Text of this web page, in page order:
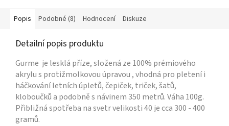
Popis Podobné (8) Hodnocení Diskuze
Detailní popis produktu
Gurme je lesklá příze, složená ze 100% prémiového
akrylu s protižmolkovou úpravou , vhodná pro pletení i
háčkování letních úpletů, čepiček, triček, šatů,
kloboučků a podobně s návinem 350 metrů. Váha 100g.
Přibližná spotřeba na svetr velikosti 40 je cca 300 - 400
gramů.